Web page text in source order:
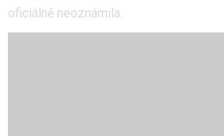
oficiálně neoznámila.